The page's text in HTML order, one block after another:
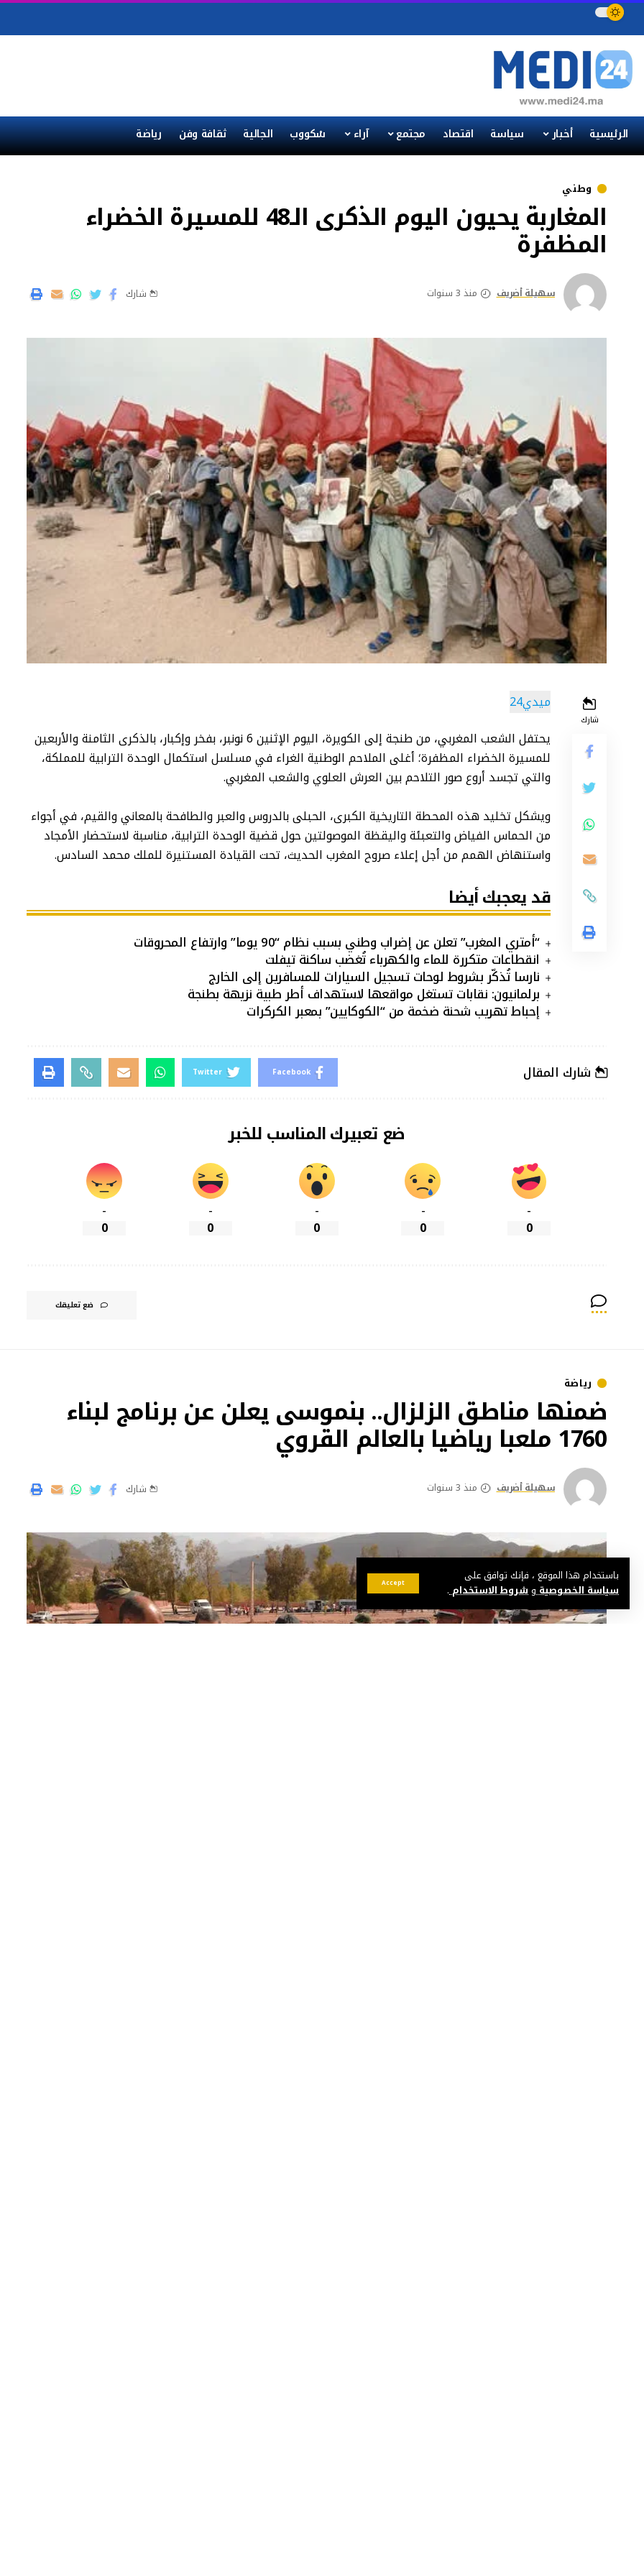
باستخدام هذا الموقع ، فإنك توافق على
سياسة الخصوصيةو شروط الاستخدام.
Accept
الرئيسية أخبار سياسة اقتصاد مجتمع آراء سْكووب الجالية ثقافة وفن رياضة
وطني
المغاربة يحيون اليوم الذكرى الـ48 للمسيرة الخضراء
المظفرة
سهيلة أضريف منذ 3 سنوات شارك
شارك
ميدي24
يحتفل الشعب المغربي، من طنجة إلى الكويرة، اليوم الإثنين 6 نونبر، بفخر وإكبار، بالذكرى الثامنة والأربعين
للمسيرة الخضراء المظفرة؛ أغلى الملاحم الوطنية الغراء في مسلسل استكمال الوحدة الترابية للمملكة،
والتي تجسد أروع صور التلاحم بين العرش العلوي والشعب المغربي.
ويشكل تخليد هذه المحطة التاريخية الكبرى، الحبلى بالدروس والعبر والطافحة بالمعاني والقيم، في أجواء
من الحماس الفياض والتعبئة واليقظة الموصولتين حول قضية الوحدة الترابية، مناسبة لاستحضار الأمجاد
واستنهاض الهمم من أجل إعلاء صروح المغرب الحديث، تحت القيادة المستنيرة للملك محمد السادس.
قد يعجبك أيضا
“أمتري المغرب” تعلن عن إضراب وطني بسبب نظام “90 يوما” وارتفاع المحروقات
انقطاعات متكررة للماء والكهرباء تُغضب ساكنة تيفلت
نارسا تُذكّر بشروط لوحات تسجيل السيارات للمسافرين إلى الخارج
برلمانيون: نقابات تستغل مواقعها لاستهداف أطر طبية نزيهة بطنجة
إحباط تهريب شحنة ضخمة من “الكوكايين” بمعبر الكركرات
شارك المقال Facebook
Twitter
ضع تعبيرك المناسب للخبر
-
0
-
0
-
0
-
0
-
0
ضع تعليقك
رياضة
ضمنها مناطق الزلزال.. بنموسى يعلن عن برنامج لبناء
1760 ملعبا رياضيا بالعالم القروي
سهيلة أضريف منذ 3 سنوات شارك